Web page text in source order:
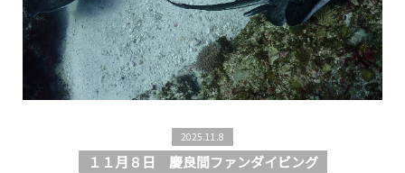
2025.11.8
１１月８日 慶良間ファンダイビング